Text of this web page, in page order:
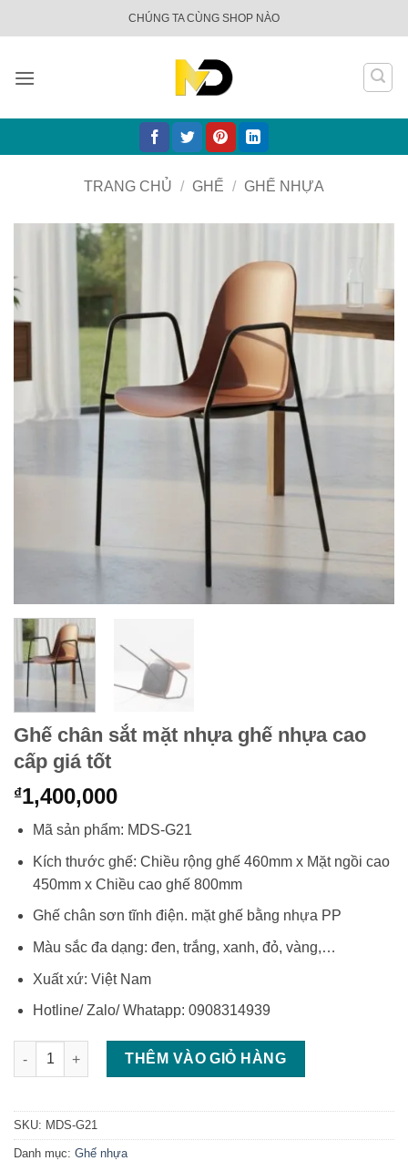
qua
dung
CHÚNG TA CÙNG SHOP NÀO
TRANG CHỦ / GHẾ / GHẾ NHỰA
Ghế chân sắt mặt nhựa ghế nhựa cao
cấp giá tốt
₫1,400,000
Mã sản phẩm: MDS-G21
Kích thước ghế: Chiều rộng ghế 460mm x Mặt ngồi cao
450mm x Chiều cao ghế 800mm
Ghế chân sơn tĩnh điện. mặt ghế bằng nhựa PP
Màu sắc đa dạng: đen, trắng, xanh, đỏ, vàng,…
Xuất xứ: Việt Nam
Hotline/ Zalo/ Whatapp: 0908314939
Ghế chân sắt mặt nhựa ghế nhựa cao cấp giá tốt số lượng
THÊM VÀO GIỎ HÀNG
SKU: MDS-G21
Danh mục: Ghế nhựa